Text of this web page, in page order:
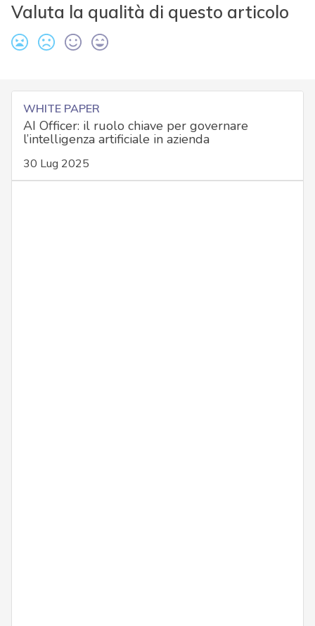
Valuta la qualità di questo articolo
WHITE PAPER
AI Officer: il ruolo chiave per governare
l’intelligenza artificiale in azienda
30 Lug 2025